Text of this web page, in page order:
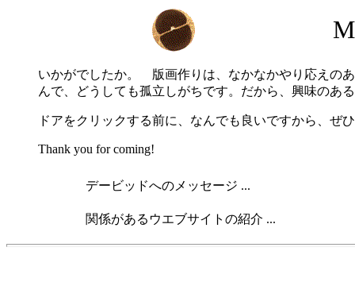
いかがでしたか。 版画作りは、なかなかやり応えの
んで、どうしても孤立しがちです。だから、興味のあ
ドアをクリックする前に、なんでも良いですから、ぜ
Thank you for coming!
デービッドへのメッセージ ...
関係があるウエブサイトの紹介 ...